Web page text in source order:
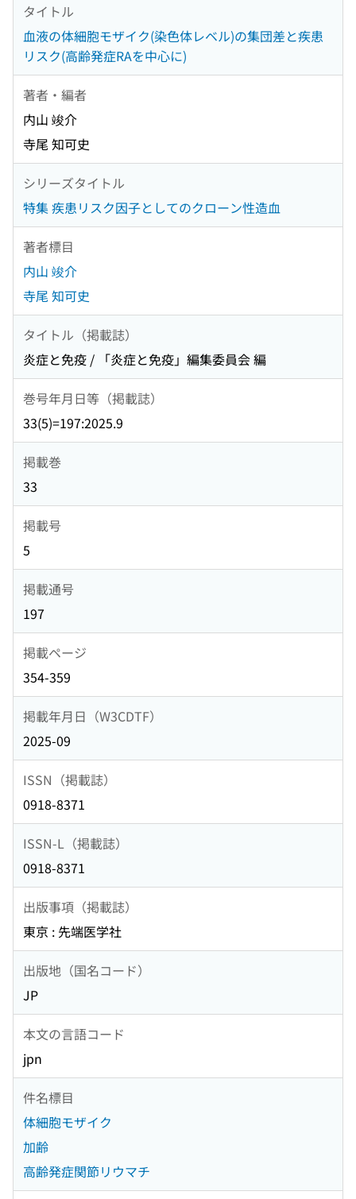
タイトル
血液の体細胞モザイク(染色体レベル)の集団差と疾患
リスク(高齢発症RAを中心に)
著者・編者
内山 竣介
寺尾 知可史
シリーズタイトル
特集 疾患リスク因子としてのクローン性造血
著者標目
内山 竣介
寺尾 知可史
タイトル（掲載誌）
炎症と免疫 / 「炎症と免疫」編集委員会 編
巻号年月日等（掲載誌）
33(5)=197:2025.9
掲載巻
33
掲載号
5
掲載通号
197
掲載ページ
354-359
掲載年月日（W3CDTF）
2025-09
ISSN（掲載誌）
0918-8371
ISSN-L（掲載誌）
0918-8371
出版事項（掲載誌）
東京 : 先端医学社
出版地（国名コード）
JP
本文の言語コード
jpn
件名標目
体細胞モザイク
加齢
高齢発症関節リウマチ